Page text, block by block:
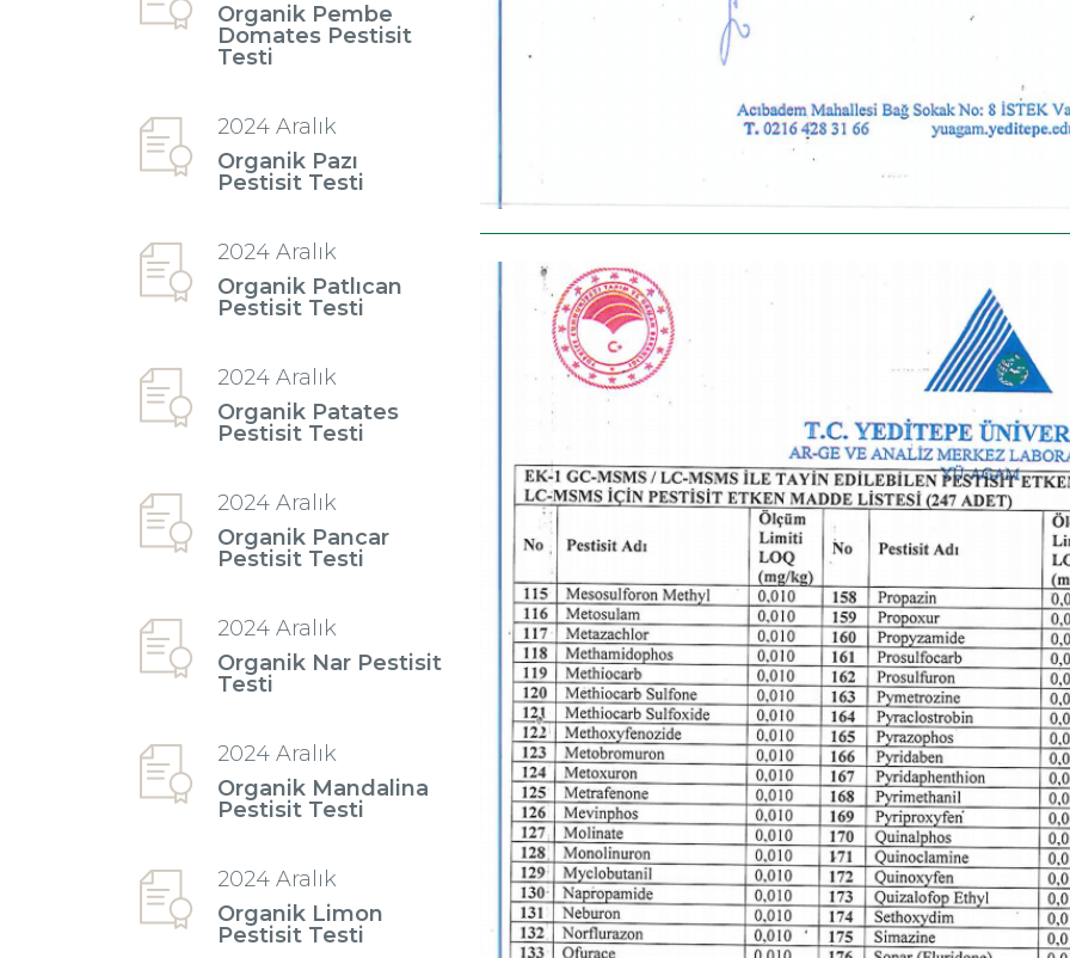
Organik Pembe
Domates Pestisit
Testi
2024 Aralık
Organik Pazı
Pestisit Testi
2024 Aralık
Organik Patlıcan
Pestisit Testi
2024 Aralık
Organik Patates
Pestisit Testi
2024 Aralık
Organik Pancar
Pestisit Testi
2024 Aralık
Organik Nar Pestisit
Testi
2024 Aralık
Organik Mandalina
Pestisit Testi
2024 Aralık
Organik Limon
Pestisit Testi